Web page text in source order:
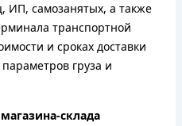
ИП, самозанятых, а также
транспортной
и сроках доставки
груза и
склада